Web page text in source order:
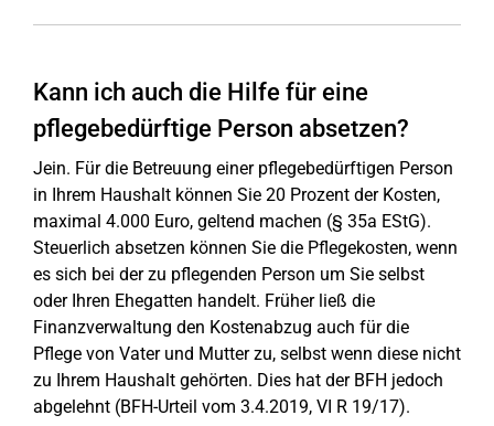
Kann ich auch die Hilfe für eine
pflegebedürftige Person absetzen?
Jein. Für die Betreuung einer pflegebedürftigen Person
in Ihrem Haushalt können Sie 20 Prozent der Kosten,
maximal 4.000 Euro, geltend machen (§ 35a EStG).
Steuerlich absetzen können Sie die Pflegekosten, wenn
es sich bei der zu pflegenden Person um Sie selbst
oder Ihren Ehegatten handelt. Früher ließ die
Finanzverwaltung den Kostenabzug auch für die
Pflege von Vater und Mutter zu, selbst wenn diese nicht
zu Ihrem Haushalt gehörten. Dies hat der BFH jedoch
abgelehnt (BFH-Urteil vom 3.4.2019, VI R 19/17).